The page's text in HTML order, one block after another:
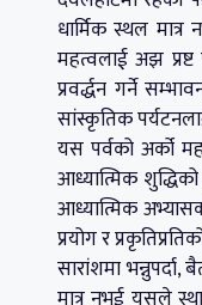
धार्मिक स्थल
महत्वलाई अझ
प्रवर्द्धन गर्ने
सांस्कृतिक
यस पर्वको अर्को
आध्यात्मिक
आध्यात्मिक
प्रयोग र
सारांशमा